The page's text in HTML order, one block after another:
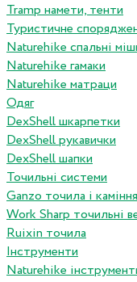
Tramp намети, тенти
Туристичне
Naturehike спальні
Naturehike гамаки
Naturehike матраци
Одяг
DexShell шкарпетки
DexShell рукавички
DexShell шапки
Точильні системи
Ganzo точила і каміння
Work Sharp точильні
Ruixin точила
Інструменти
Naturehike